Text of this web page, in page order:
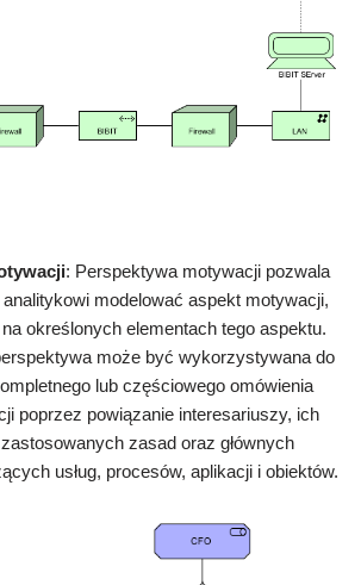
: Perspektywa motywacji pozwala
modelować aspekt motywacji,
określonych elementach tego aspektu.
może być wykorzystywana do
lub częściowego omówienia
poprzez powiązanie interesariuszy, ich
zasad oraz głównych
usług, procesów, aplikacji i obiektów.